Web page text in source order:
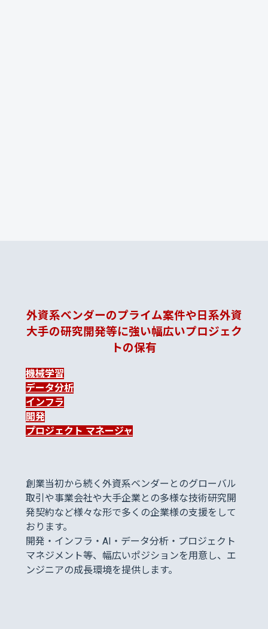
外資系ベンダーのプライム案件や日系外資
大手の研究開発等に強い幅広いプロジェク
トの保有
機械学習
データ分析
インフラ
開発
プロジェクト マネージャ
創業当初から続く外資系ベンダーとのグローバル
取引や事業会社や大手企業との多様な技術研究開
発契約など様々な形で多くの企業様の支援をして
おります。
開発・インフラ・AI・データ分析・プロジェクト
マネジメント等、幅広いポジションを用意し、エ
ンジニアの成長環境を提供します。